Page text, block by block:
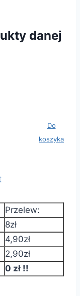
danej
Do
koszyka
Przelew:
8zł
4,90zł
2,90zł
0 zł !!